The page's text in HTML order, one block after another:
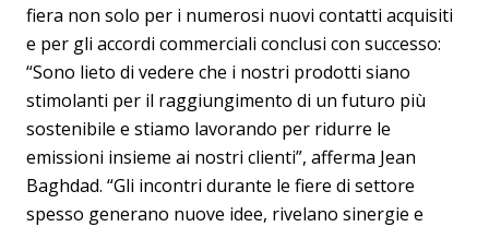
fiera non solo per i numerosi nuovi contatti acquisiti
e per gli accordi commerciali conclusi con successo:
“Sono lieto di vedere che i nostri prodotti siano
stimolanti per il raggiungimento di un futuro più
sostenibile e stiamo lavorando per ridurre le
emissioni insieme ai nostri clienti”, afferma Jean
Baghdad. “Gli incontri durante le fiere di settore
spesso generano nuove idee, rivelano sinergie e